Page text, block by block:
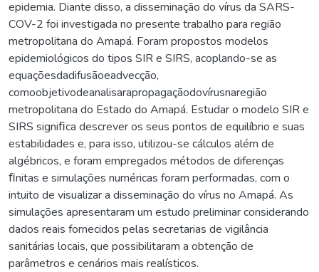
epidemia. Diante disso, a disseminação do vírus da SARS-
COV-2 foi investigada no presente trabalho para região
metropolitana do Amapá. Foram propostos modelos
epidemiológicos do tipos SIR e SIRS, acoplando-se as
equaçõesdadifusãoeadvecção,
comoobjetivodeanalisarapropagaçãodovírusnaregião
metropolitana do Estado do Amapá. Estudar o modelo SIR e
SIRS signiﬁca descrever os seus pontos de equilíbrio e suas
estabilidades e, para isso, utilizou-se cálculos além de
algébricos, e foram empregados métodos de diferenças
ﬁnitas e simulações numéricas foram performadas, com o
intuito de visualizar a disseminação do vírus no Amapá. As
simulações apresentaram um estudo preliminar considerando
dados reais fornecidos pelas secretarias de vigilância
sanitárias locais, que possibilitaram a obtenção de
parâmetros e cenários mais realísticos.